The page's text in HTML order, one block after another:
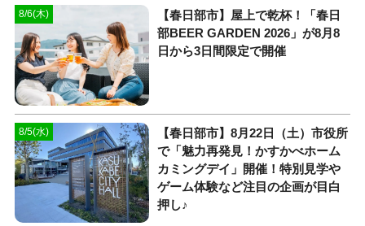
8/6(木)
【春日部市】屋上で乾杯！「春日
部BEER GARDEN 2026」が8月8
日から3日間限定で開催
8/5(水)
【春日部市】8月22日（土）市役所
で「魅力再発見！かすかべホーム
カミングデイ」開催！特別見学や
ゲーム体験など注目の企画が目白
押し♪